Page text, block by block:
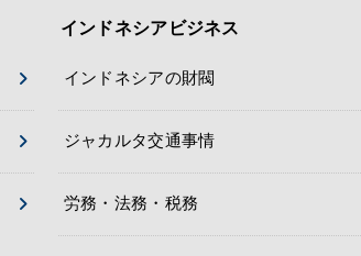
インドネシアビジネス
インドネシアの財閥
ジャカルタ交通事情
労務・法務・税務